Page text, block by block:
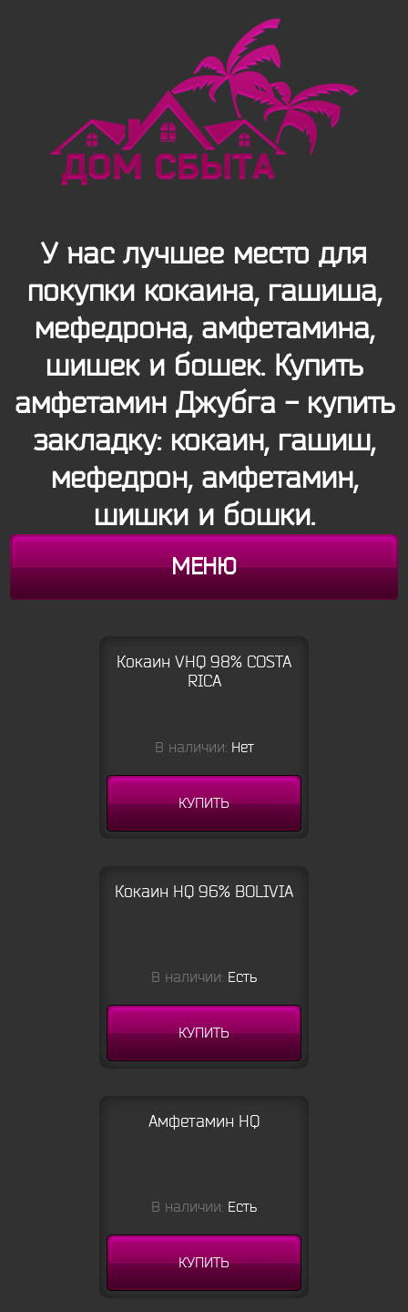
У нас лучшее место для
покупки кокаина, гашиша,
мефедрона, амфетамина,
шишек и бошек. Купить
амфетамин Джубга - купить
закладку: кокаин, гашиш,
мефедрон, амфетамин,
шишки и бошки.
МЕНЮ
Кокаин VHQ 98% COSTA
RICA
В наличии: Нет
КУПИТЬ
Кокаин HQ 96% BOLIVIA
В наличии: Есть
КУПИТЬ
Амфетамин HQ
В наличии: Есть
КУПИТЬ